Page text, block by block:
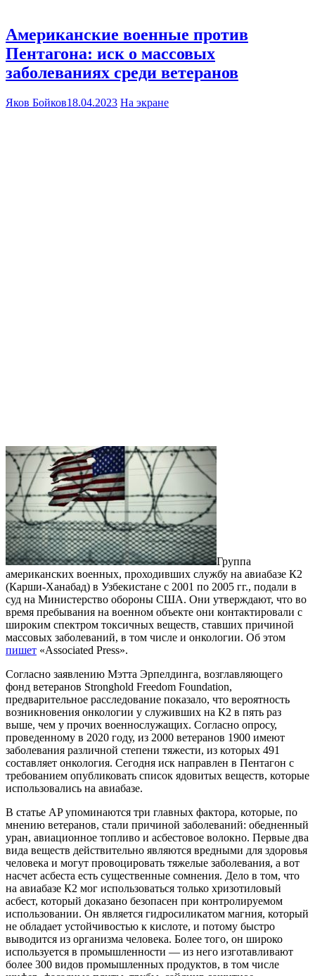
Американские военные против
Пентагона: иск о массовых
заболеваниях среди ветеранов
Яков Бойков18.04.2023 На экране
Группа
американских военных, проходивших службу на авиабазе К2
(Карши-Ханабад) в Узбекистане с 2001 по 2005 гг., подали в
суд на Министерство обороны США. Они утверждают, что во
время пребывания на военном объекте они контактировали с
широким спектром токсичных веществ, ставших причиной
массовых заболеваний, в том числе и онкологии. Об этом
пишет «Associated Press».
Согласно заявлению Мэтта Эрпелдинга, возглавляющего
фонд ветеранов Stronghold Freedom Foundation,
предварительное расследование показало, что вероятность
возникновения онкологии у служивших на К2 в пять раз
выше, чем у прочих военнослужащих. Согласно опросу,
проведенному в 2020 году, из 2000 ветеранов 1900 имеют
заболевания различной степени тяжести, из которых 491
составляет онкология. Сегодня иск направлен в Пентагон с
требованием опубликовать список ядовитых веществ, которые
использовались на авиабазе.
В статье AP упоминаются три главных фактора, которые, по
мнению ветеранов, стали причиной заболеваний: обедненный
уран, авиационное топливо и асбестовое волокно. Первые два
вида веществ действительно являются вредными для здоровья
человека и могут провоцировать тяжелые заболевания, а вот
насчет асбеста есть существенные сомнения. Дело в том, что
на авиабазе К2 мог использоваться только хризотиловый
асбест, который доказано безопасен при контролируемом
использовании. Он является гидросиликатом магния, который
не обладает устойчивостью к кислоте, и потому быстро
выводится из организма человека. Более того, он широко
используется в промышленности — из него изготавливают
более 300 видов промышленных продуктов, в том числе